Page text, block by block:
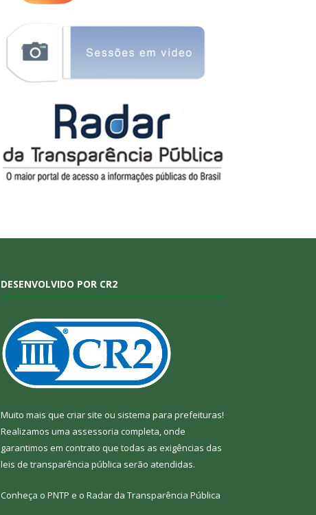
DESENVOLVIDO POR CR2
Muito mais que criar site ou sistema para prefeituras!
Realizamos uma assessoria completa, onde
garantimos em contrato que todas as exigências das
leis de transparência pública serão atendidas.
Conheça o PNTP e o Radar da Transparência Pública